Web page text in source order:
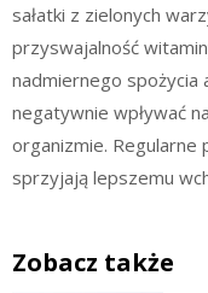
sałatki z zielonych
przyswajalność
nadmiernego spożycia
negatywnie wpływać
organizmie. Regularne
sprzyjają lepszemu
Zobacz także